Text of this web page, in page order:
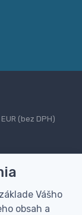
(bez DPH)
Vášho
obsah a